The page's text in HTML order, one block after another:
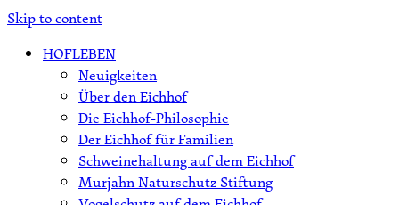
Skip to content
HOFLEBEN
Neuigkeiten
Über den Eichhof
Die Eichhof-Philosophie
Der Eichhof für Familien
Schweinehaltung auf dem Eichhof
Murjahn Naturschutz Stiftung